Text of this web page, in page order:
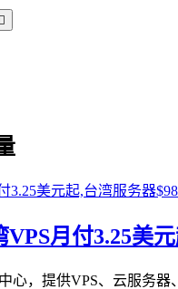

月付3.25美
心，提供VPS、云服务